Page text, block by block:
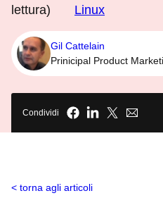
lettura)
Linux
Gil Cattelain
Prinicipal Product
Condividi
torna agli articoli